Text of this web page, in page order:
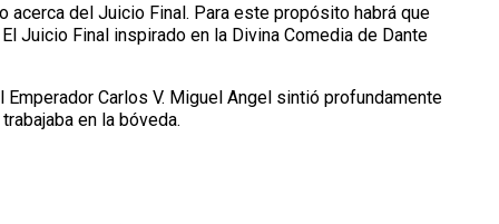
del Juicio Final. Para este propósito habrá que
Juicio Final inspirado en la Divina Comedia de Dante
Carlos V. Miguel Angel sintió profundamente
en la bóveda.